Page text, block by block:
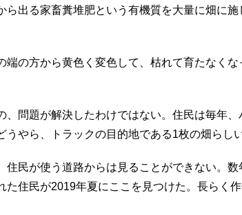
出る家畜糞堆肥という有機質を大量に畑に施
の方から黄色く変色して、枯れて育たなくな
問題が解決したわけではない。住民は毎年、
やら、トラックの目的地である1枚の畑らしい
民が使う道路からは見ることができない。数
た住民が2019年夏にここを見つけた。長らく